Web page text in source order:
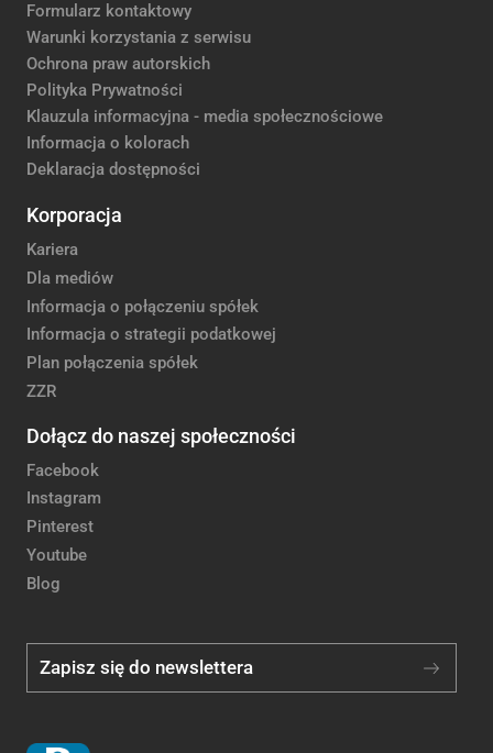
Formularz kontaktowy
Warunki korzystania z serwisu
Ochrona praw autorskich
Polityka Prywatności
Klauzula informacyjna - media społecznościowe
Informacja o kolorach
Deklaracja dostępności
Korporacja
Kariera
Dla mediów
Informacja o połączeniu spółek
Informacja o strategii podatkowej
Plan połączenia spółek
ZZR
Dołącz do naszej społeczności
Facebook
Instagram
Pinterest
Youtube
Blog
Zapisz się do newslettera